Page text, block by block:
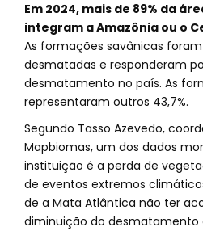
Em 2024, mais de 89% da
integram a Amazônia ou o
As formações savânicas
desmatadas e responderam
desmatamento no país. As
representaram outros 43,7%.
Segundo Tasso Azevedo,
Mapbiomas, um dos dados
instituição é a perda de
de eventos extremos
de a Mata Atlântica não ter
diminuição do desmatamento